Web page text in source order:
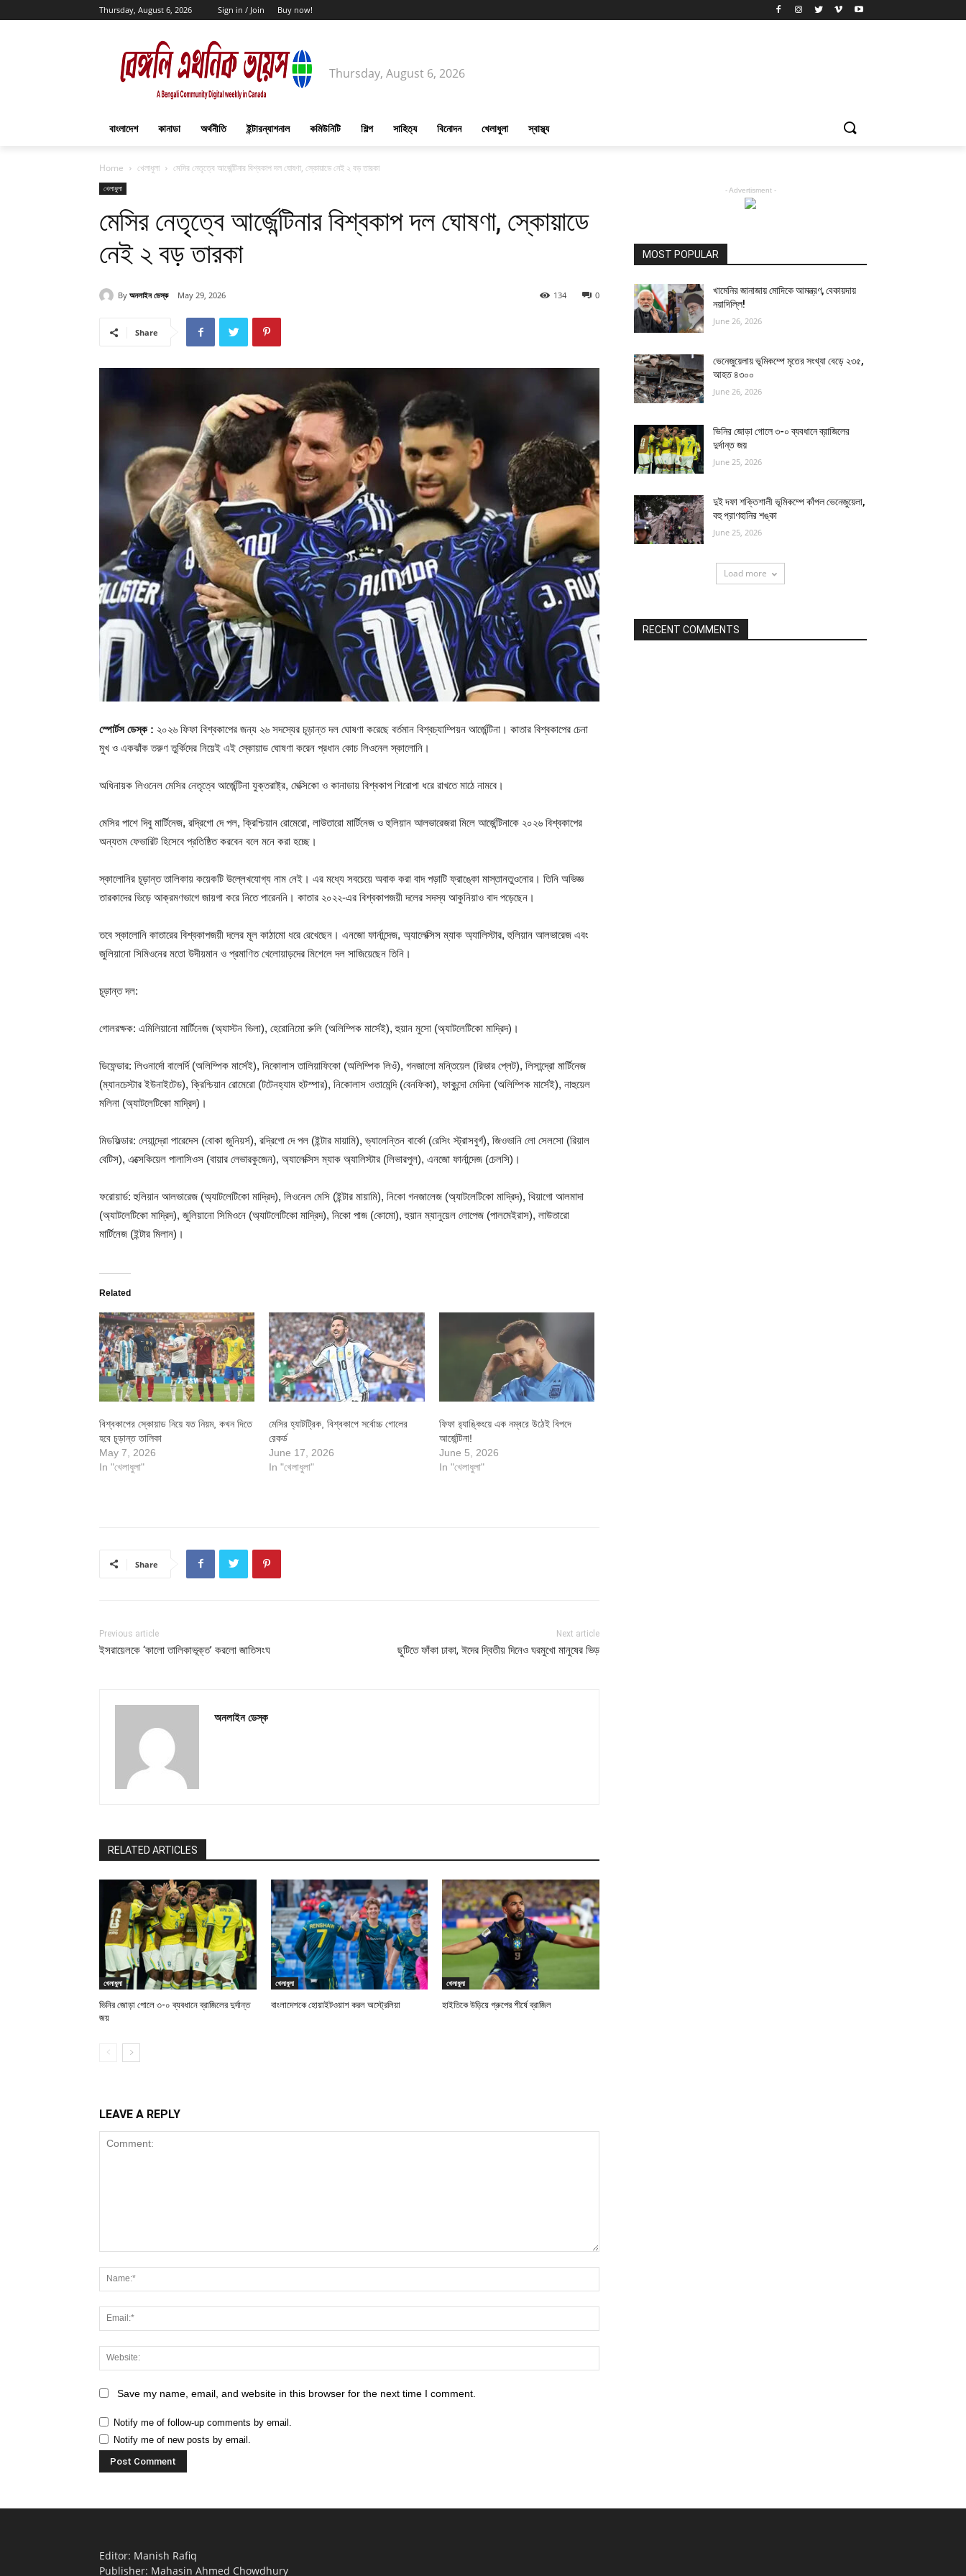
Thursday, August 6, 2026 Sign in / Join Buy now!
Thursday, August 6, 2026
বাংলাদেশ কানাডা অর্থনীতি ইন্টারন্যাশনাল কমিউনিটি শিল্প সাহিত্য বিনোদন খেলাধুলা স্বাস্থ্য
Home খেলাধুলা মেসির নেতৃত্বে আর্জেন্টিনার বিশ্বকাপ দল ঘোষণা, স্কোয়াডে নেই ২ বড় তারকা
খেলাধুলা
মেসির নেতৃত্বে আর্জেন্টিনার বিশ্বকাপ দল ঘোষণা, স্কোয়াডে
নেই ২ বড় তারকা
By অনলাইন ডেস্ক May 29, 2026 0
134
Share
স্পোর্টস ডেস্ক : ২০২৬ ফিফা বিশ্বকাপের জন্য ২৬ সদস্যের চূড়ান্ত দল ঘোষণা করেছে বর্তমান বিশ্বচ্যাম্পিয়ন আর্জেন্টিনা। কাতার বিশ্বকাপের চেনা
মুখ ও একঝাঁক তরুণ তুর্কিদের নিয়েই এই স্কোয়াড ঘোষণা করেন প্রধান কোচ লিওনেল স্কালোনি।
অধিনায়ক লিওনেল মেসির নেতৃত্বে আর্জেন্টিনা যুক্তরাষ্ট্র, মেক্সিকো ও কানাডায় বিশ্বকাপ শিরোপা ধরে রাখতে মাঠে নামবে।
মেসির পাশে দিবু মার্টিনেজ, রদ্রিগো দে পল, ক্রিশ্চিয়ান রোমেরো, লাউতারো মার্টিনেজ ও হুলিয়ান আলভারেজরা মিলে আর্জেন্টিনাকে ২০২৬ বিশ্বকাপের
অন্যতম ফেভারিট হিসেবে প্রতিষ্ঠিত করবেন বলে মনে করা হচ্ছে।
স্কালোনির চূড়ান্ত তালিকায় কয়েকটি উল্লেখযোগ্য নাম নেই। এর মধ্যে সবচেয়ে অবাক করা বাদ পড়াটি ফ্রাঙ্কো মাস্তানতুওনোর। তিনি অভিজ্ঞ
তারকাদের ভিড়ে আক্রমণভাগে জায়গা করে নিতে পারেননি। কাতার ২০২২-এর বিশ্বকাপজয়ী দলের সদস্য আকুনিয়াও বাদ পড়েছেন।
তবে স্কালোনি কাতারের বিশ্বকাপজয়ী দলের মূল কাঠামো ধরে রেখেছেন। এনজো ফার্নান্দেজ, অ্যালেক্সিস ম্যাক অ্যালিস্টার, হুলিয়ান আলভারেজ এবং
জুলিয়ানো সিমিওনের মতো উদীয়মান ও প্রমাণিত খেলোয়াড়দের মিশেলে দল সাজিয়েছেন তিনি।
চূড়ান্ত দল:
গোলরক্ষক: এমিলিয়ানো মার্টিনেজ (অ্যাস্টন ভিলা), হেরোনিমো রুলি (অলিম্পিক মার্সেই), হুয়ান মুসো (অ্যাটলেটিকো মাদ্রিদ)।
ডিফেন্ডার: লিওনার্দো বালের্দি (অলিম্পিক মার্সেই), নিকোলাস তালিয়াফিকো (অলিম্পিক লিওঁ), গনজালো মন্তিয়েল (রিভার প্লেট), লিসান্দ্রো মার্টিনেজ
(ম্যানচেস্টার ইউনাইটেড), ক্রিশ্চিয়ান রোমেরো (টটেনহ্যাম হটস্পার), নিকোলাস ওতামেন্দি (বেনফিকা), ফাকুন্দো মেদিনা (অলিম্পিক মার্সেই), নাহুয়েল
মলিনা (অ্যাটলেটিকো মাদ্রিদ)।
মিডফিল্ডার: লেয়ান্দ্রো পারেদেস (বোকা জুনিয়র্স), রদ্রিগো দে পল (ইন্টার মায়ামি), ভ্যালেন্তিন বার্কো (রেসিং স্ট্রাসবুর্গ), জিওভানি লো সেলসো (রিয়াল
বেটিস), এক্সেকিয়েল পালাসিওস (বায়ার লেভারকুজেন), অ্যালেক্সিস ম্যাক অ্যালিস্টার (লিভারপুল), এনজো ফার্নান্দেজ (চেলসি)।
ফরোয়ার্ড: হুলিয়ান আলভারেজ (অ্যাটলেটিকো মাদ্রিদ), লিওনেল মেসি (ইন্টার মায়ামি), নিকো গনজালেজ (অ্যাটলেটিকো মাদ্রিদ), থিয়াগো আলমাদা
(অ্যাটলেটিকো মাদ্রিদ), জুলিয়ানো সিমিওনে (অ্যাটলেটিকো মাদ্রিদ), নিকো পাজ (কোমো), হুয়ান ম্যানুয়েল লোপেজ (পালমেইরাস), লাউতারো
মার্টিনেজ (ইন্টার মিলান)।
Related
বিশ্বকাপের স্কোয়াড নিয়ে যত নিয়ম, কখন দিতে
হবে চূড়ান্ত তালিকা
May 7, 2026
In "খেলাধুলা"
মেসির হ্যাটট্রিক, বিশ্বকাপে সর্বোচ্চ গোলের
রেকর্ড
June 17, 2026
In "খেলাধুলা"
ফিফা র‍্যাঙ্কিংয়ে এক নম্বরে উঠেই বিপদে
আর্জেন্টিনা!
June 5, 2026
In "খেলাধুলা"
Share
Previous article
ইসরায়েলকে ‘কালো তালিকাভূক্ত’ করলো জাতিসংঘ
Next article
ছুটিতে ফাঁকা ঢাকা, ঈদের দ্বিতীয় দিনেও ঘরমুখো মানুষের ভিড়
অনলাইন ডেস্ক
RELATED ARTICLES
খেলাধুলা
ভিনির জোড়া গোলে ৩-০ ব্যবধানে ব্রাজিলের দুর্দান্ত
জয়
খেলাধুলা
বাংলাদেশকে হোয়াইটওয়াশ করল অস্ট্রেলিয়া
খেলাধুলা
হাইতিকে উড়িয়ে গ্রুপের শীর্ষে ব্রাজিল
LEAVE A REPLY
Save my name, email, and website in this browser for the next time I comment.
Notify me of follow-up comments by email.
Notify me of new posts by email.
- Advertisment -
MOST POPULAR
খামেনির জানাজায় মোদিকে আমন্ত্রণ, বেকায়দায়
নয়াদিল্লি!
June 26, 2026
ভেনেজুয়েলায় ভূমিকম্পে মৃতের সংখ্যা বেড়ে ২৩৫,
আহত ৪৩০০
June 26, 2026
ভিনির জোড়া গোলে ৩-০ ব্যবধানে ব্রাজিলের
দুর্দান্ত জয়
June 25, 2026
দুই দফা শক্তিশালী ভূমিকম্পে কাঁপল ভেনেজুয়েলা,
বহু প্রাণহানির শঙ্কা
June 25, 2026
Load more
RECENT COMMENTS
Editor: Manish Rafiq
Publisher: Mahasin Ahmed Chowdhury